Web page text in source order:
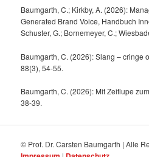
Baumgarth, C.; Kirkby, A. (2026):
Generated Brand Voice, Handbuch
Schuster, G.; Bornemeyer, C.;
Baumgarth, C. (2026): Slang – cringe
88(3), 54-55.
Baumgarth, C. (2026): Mit Zeitlupe
38-39.
© Prof. Dr. Carsten Baumgarth | Alle